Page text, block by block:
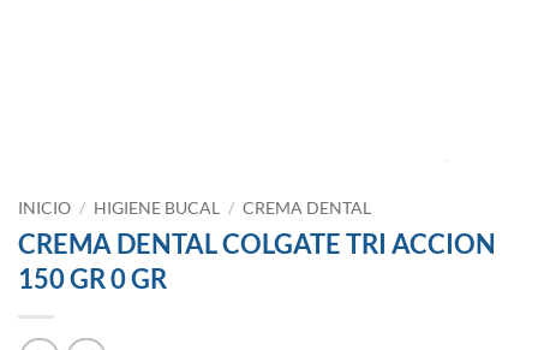
INICIO / HIGIENE BUCAL / CREMA DENTAL
CREMA DENTAL COLGATE TRI ACCION
150 GR 0 GR